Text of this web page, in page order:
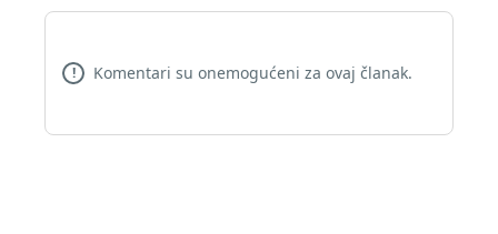
! Komentari su onemogućeni za ovaj članak.